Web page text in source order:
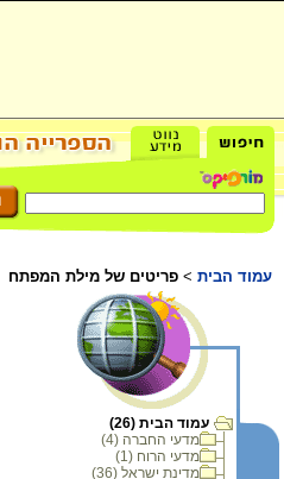
עמוד הבית > פריטים של מילת המפתח
עמוד הבית (26)
מדעי החברה (4)
מדעי הרוח (1)
מדינת ישראל (36)